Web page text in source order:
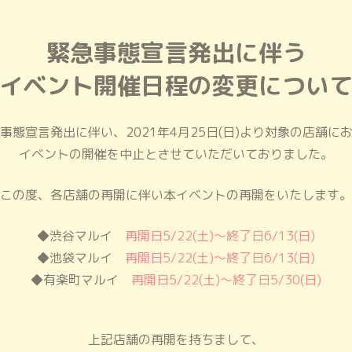
緊急事態宣言発出に伴う
イベント開催日程の変更について
態宣言発出に伴い、 2021年4月25日(日)より対象の店舗に
イベントの開催を中止とさせていただいておりました。
この度、各店舗の再開に伴い本イベントの再開をいたします。
◆渋谷マルイ 再開日5/22(土)～終了日6/13(日)
◆池袋マルイ 再開日5/22(土)～終了日6/13(日)
◆有楽町マルイ 再開日5/22(土)～終了日5/30(日)
上記店舗の再開を持ちまして、